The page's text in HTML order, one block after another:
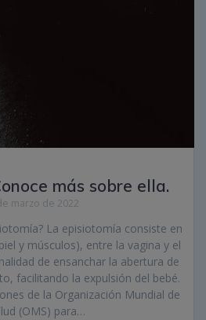
más sobre ella.
marzo de 2022
La episiotomía consiste en
y músculos), entre la vagina y el
de ensanchar la abertura de
facilitando la expulsión del bebé.
de la Organización Mundial de
(OMS) para…